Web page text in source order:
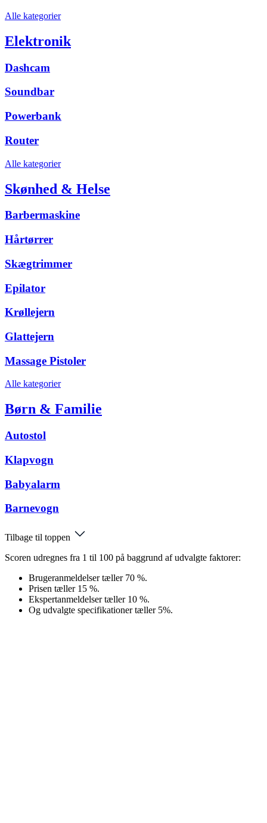
Alle kategorier
Elektronik
Dashcam
Soundbar
Powerbank
Router
Alle kategorier
Skønhed & Helse
Barbermaskine
Hårtørrer
Skægtrimmer
Epilator
Krøllejern
Glattejern
Massage Pistoler
Alle kategorier
Børn & Familie
Autostol
Klapvogn
Babyalarm
Barnevogn
Tilbage til toppen
Scoren udregnes fra 1 til 100 på baggrund af udvalgte faktorer:
Brugeranmeldelser tæller 70 %.
Prisen tæller 15 %.
Ekspertanmeldelser tæller 10 %.
Og udvalgte specifikationer tæller 5%.